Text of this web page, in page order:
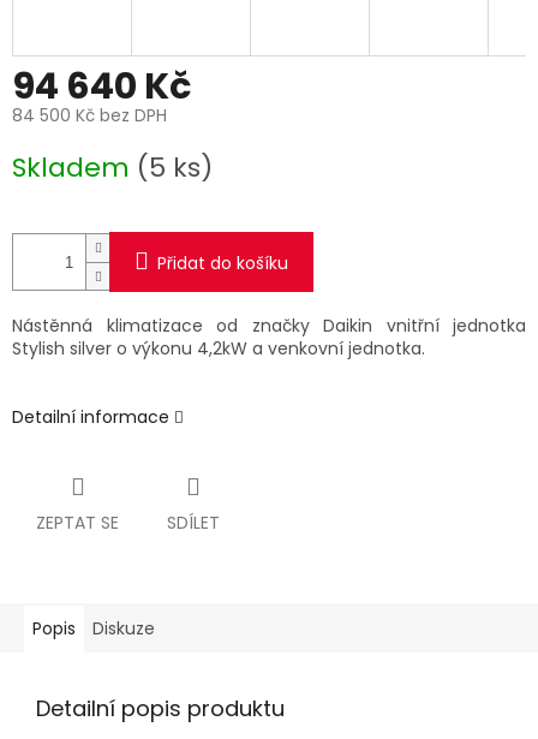
94 640 Kč
84 500 Kč bez DPH
cena:
Skladem (5 ks)
Přidat do košíku
Nástěnná klimatizace od značky Daikin vnitřní jednotka
Stylish silver o výkonu 4,2kW a venkovní jednotka.
Detailní informace
ZEPTAT SE SDÍLET
Popis Diskuze
Detailní popis produktu